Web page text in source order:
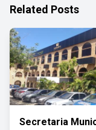
Related Posts
Secretaria